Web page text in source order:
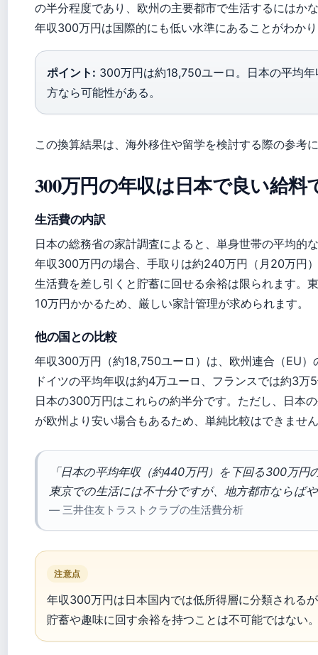
の半分程度であり、欧州の主要都市で生活するにはか
年収300万円は国際的にも低い水準にあることがわか
ポイント: 300万円は約18,750ユーロ。日本の平均
方なら可能性がある。
この換算結果は、海外移住や留学を検討する際の参考
300万円の年収は日本で良い給料
生活費の内訳
日本の総務省の家計調査によると、単身世帯の平均的
年収300万円の場合、手取りは約240万円（月20万円
生活費を差し引くと貯蓄に回せる余裕は限られます。
10万円かかるため、厳しい家計管理が求められます。
他の国との比較
年収300万円（約18,750ユーロ）は、欧州連合（EU
ドイツの平均年収は約4万ユーロ、フランスでは約3万
日本の300万円はこれらの約半分です。ただし、日本
が欧州より安い場合もあるため、単純比較はできませ
「日本の平均年収（約440万円）を下回る300万円
東京での生活には不十分ですが、地方都市ならば
— 三井住友トラストクラブの生活費分析
注意点
年収300万円は日本国内では低所得層に分類される
貯蓄や趣味に回す余裕を持つことは不可能ではない